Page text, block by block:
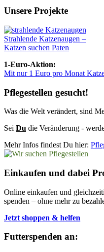
Unsere Projekte
Strahlende Katzenaugen –
Katzen suchen Paten
1-Euro-Aktion:
Mit nur 1 Euro pro Monat
Pflegestellen gesucht!
Was die Welt verändert, sind
Sei Du die Veränderung -
Mehr Infos findest Du hier:
Einkaufen und dabei
Online einkaufen und
spenden – ohne mehr zu
Jetzt shoppen & helfen
Futterspenden an: